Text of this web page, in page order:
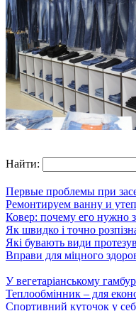
Найти:
Первые проблемы при
Ремонтируем ванну и
Ковер: почему его нужно
Як швидко і точно
Які бувають види
Вправи для міцного
У вегетаріанському
Теплообмінник – для
Спортивний куточок у